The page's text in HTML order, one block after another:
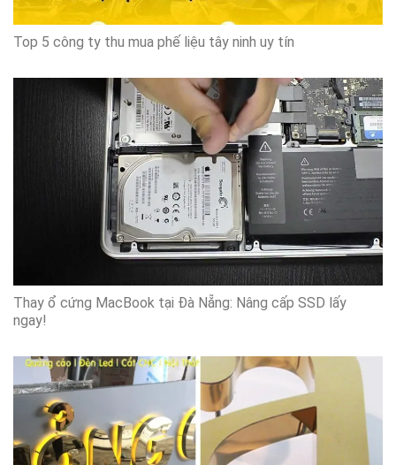
Top 5 công ty thu mua phế liệu tây ninh uy tín
Thay ổ cứng MacBook tại Đà Nẵng: Nâng cấp SSD lấy
ngay!